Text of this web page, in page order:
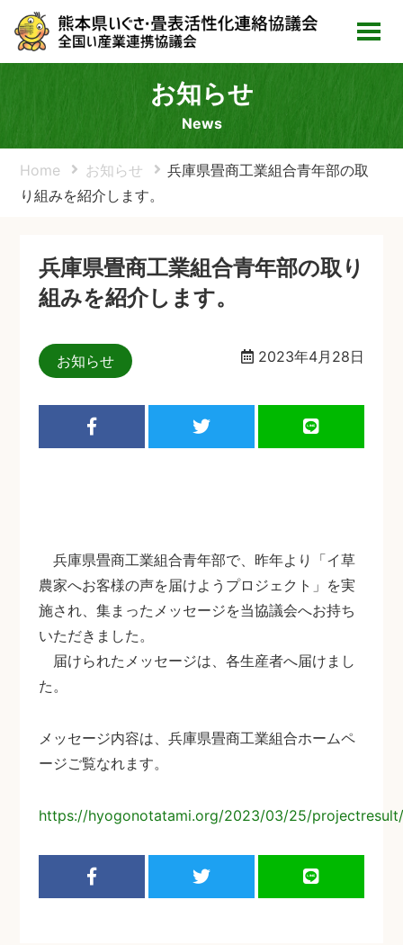
お知らせ
News
Home お知らせ
兵庫県畳商工業組合青年部の取
り組みを紹介します。
兵庫県畳商工業組合青年部の取り
組みを紹介します。
お知らせ 2023年4月28日
兵庫県畳商工業組合青年部で、昨年より「イ草
農家へお客様の声を届けようプロジェクト」を実
施され、集まったメッセージを当協議会へお持ち
いただきました。
届けられたメッセージは、各生産者へ届けまし
た。
メッセージ内容は、兵庫県畳商工業組合ホームペ
ージご覧なれます。
https://hyogonotatami.org/2023/03/25/projectresult/